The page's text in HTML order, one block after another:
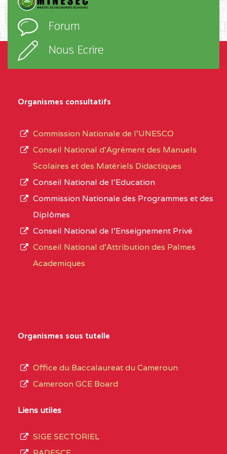
D'ENSEIGNEMENT
PROFESSIONNEL
(CEGEP) STE FOI BP
:4740 YAOUNDE
CENTRE
COLLEGE PANAFRICAIN
DE L'EXCELLENCE BP
CENTRE
COLLEGE PRIVE
CENTRE
COLLEGE PRIVE LAIC
SAINT MICHEL
CENTRE
l’ordre
d’enseignement,
type
L’offre
d’éducation
de
du
de
Forum
Nous Ecrire
Organismes consultatifs
Commission Nationale de l’UNESCO
Conseil National d’Agrément des Manuels
Scolaires et des Matériels Didactiques
Conseil National de l’Education
Commission Nationale des Programmes et des
Diplômes
Conseil National de l’Enseignement Privé
Conseil National d'Attribution des Palmes
Academiques
Organismes sous tutelle
Office du Baccalaureat du Cameroun
Cameroon GCE Board
Liens utiles
SIGE SECTORIEL